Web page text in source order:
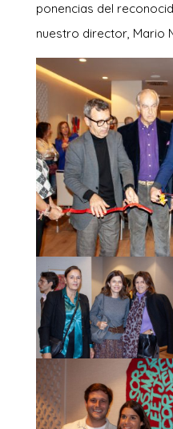
ponencias del
nuestro director, Mario